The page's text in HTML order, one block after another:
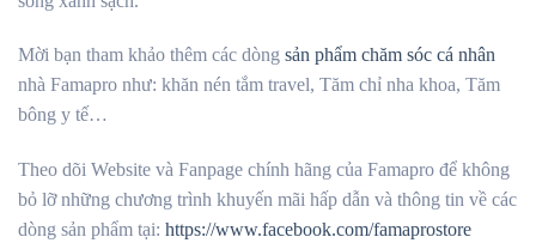
Mời bạn tham khảo thêm các dòng sản phẩm chăm sóc cá nhân
nhà Famapro như: khăn nén tắm travel, Tăm chỉ nha khoa, Tăm
bông y tế…
Theo dõi Website và Fanpage chính hãng của Famapro để không
bỏ lỡ những chương trình khuyến mãi hấp dẫn và thông tin về các
dòng sản phẩm tại: https://www.facebook.com/famaprostore